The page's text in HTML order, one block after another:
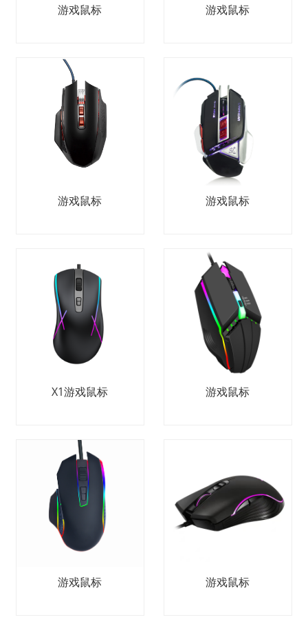
游戏鼠标 游戏鼠标
游戏鼠标 游戏鼠标
X1游戏鼠标 游戏鼠标
游戏鼠标 游戏鼠标